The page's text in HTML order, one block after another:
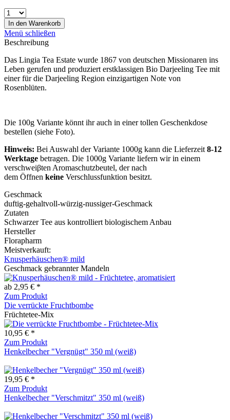
In den Warenkorb
Menü schließen
Beschreibung
Das Lingia Tea Estate wurde 1867 von deutschen Missionaren ins
Leben gerufen und produziert erstklassigen Bio Darjeeling Tee mit
einer für die Darjeeling Region einzigartigen Note von
Rosenblüten.
Die 100g Variante könnt ihr auch in einer tollen Geschenkdose
bestellen (siehe Foto).
Hinweis: Bei Auswahl der Variante 1000g kann die Lieferzeit 8-12
Werktage betragen. Die 1000g Variante liefern wir in einem
verschweiβten Aromaschutzbeutel, der nach
dem Öffnen keine Verschlussfunktion besitzt.
Geschmack
duftig-gehaltvoll-würzig-nussiger-Geschmack
Zutaten
Schwarzer Tee aus kontrolliert biologischem Anbau
Hersteller
Florapharm
Meistverkauft:
Knusperhäuschen® mild
Geschmack gebrannter Mandeln
ab 2,95 € *
Zum Produkt
Die verrückte Fruchtbombe
Früchtetee-Mix
10,95 € *
Zum Produkt
Henkelbecher "Vergnügt" 350 ml (weiß)
19,95 € *
Zum Produkt
Henkelbecher "Verschmitzt" 350 ml (weiß)